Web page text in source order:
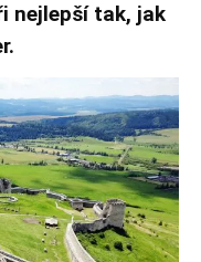
nejlepší tak, jak